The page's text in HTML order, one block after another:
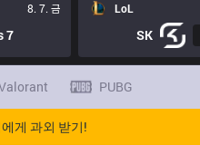
8. 7. 금
7
LoL
SK
PUBG
게 과외 받기!